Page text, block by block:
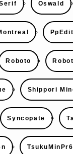
Oswald
Roboto
Shippori
Syncopate